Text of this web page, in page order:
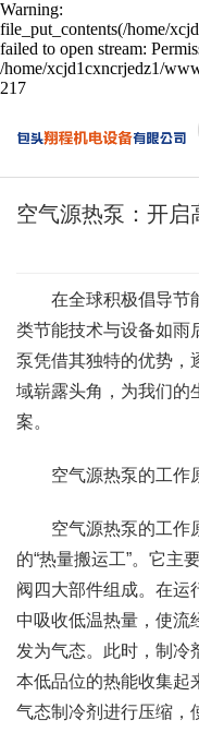
Warning:
file_put_contents(/home/
failed to open stream:
/home/xcjd1cxncrjedz1/
217
空气源热泵：开启
在全球积极倡导节能
类节能技术与设备如雨
泵凭借其独特的优势，
域崭露头角，为我们的
案。
空气源热泵的工作
空气源热泵的工作原
的“热量搬运工”。它主
阀四大部件组成。在运
中吸收低温热量，使流
发为气态。此时，制冷
本低品位的热能收集起
气态制冷剂进行压缩，